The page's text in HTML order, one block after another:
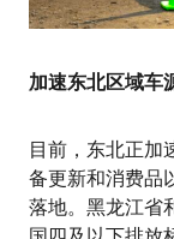
加速东北区域车
目前，东北正加
备更新和消费品
落地。黑龙江省